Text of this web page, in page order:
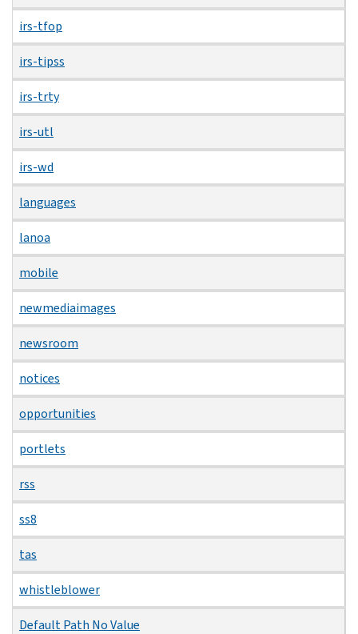
irs-tfop
irs-tipss
irs-trty
irs-utl
irs-wd
languages
lanoa
mobile
newmediaimages
newsroom
notices
opportunities
portlets
rss
ss8
tas
whistleblower
Default Path No Value